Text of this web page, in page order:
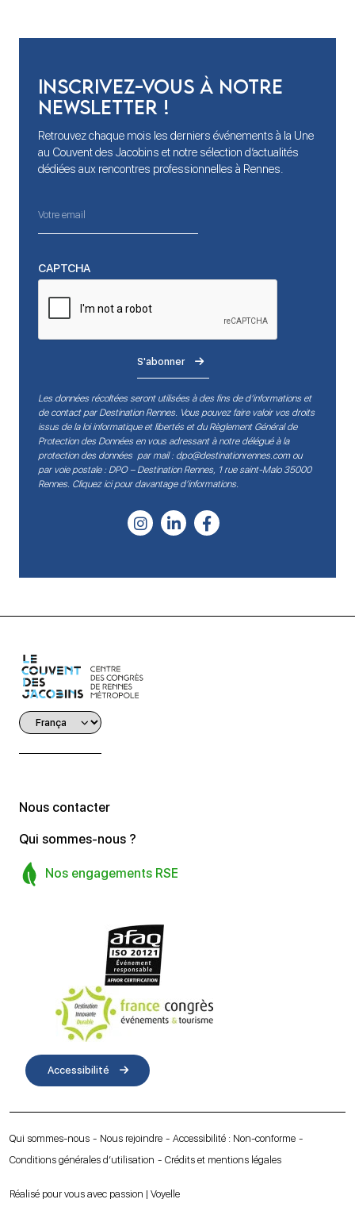
Inscrivez-vous à notre
newsletter !
Retrouvez chaque mois les derniers événements à la Une
au Couvent des Jacobins et notre sélection d’actualités
dédiées aux rencontres professionnelles à Rennes.
CAPTCHA
S'abonner
Les données récoltées seront utilisées à des fins de d’informations et
de contact par Destination Rennes. Vous pouvez faire valoir vos droits
issus de la loi informatique et libertés et du Règlement Général de
Protection des Données en vous adressant à notre délégué à la
protection des données par mail : dpo@destinationrennes.comou
par voie postale : DPO – Destination Rennes, 1 rue saint-Malo 35000
Rennes. Cliquez ici pour davantage d’informations.
Nous contacter
Qui sommes-nous ?
Nos engagements RSE
Accessibilité
Qui sommes-nous Nous rejoindre
Accessibilité : Non-conforme
Conditions générales d’utilisation
Crédits et mentions légales
Réalisé pour vous avec passion | Voyelle